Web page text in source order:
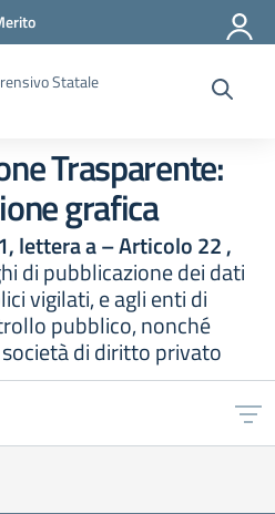
Statale
Trasparente:
grafica
lettera a – Articolo 22 ,
di pubblicazione dei dati
vigilati, e agli enti di
pubblico, nonché
di diritto privato